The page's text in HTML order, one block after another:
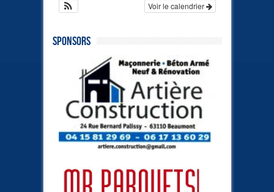
Voir le calendrier
Sponsors